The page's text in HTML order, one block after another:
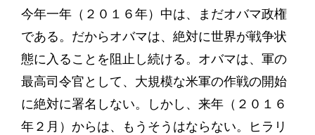
今年一年（２０１６年）中は、まだオバマ政権
である。だからオバマは、絶対に世界が戦争状
態に入ることを阻止し続ける。オバマは、軍の
最高司令官として、大規模な米軍の作戦の開始
に絶対に署名しない。しかし、来年（２０１６
年２月）からは、もうそうはならない。ヒラリ